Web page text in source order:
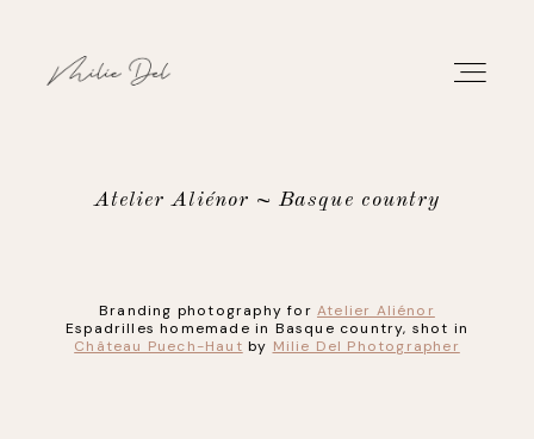
Atelier Aliénor ~ Basque country
Branding photography for Atelier Aliénor
Espadrilles homemade in Basque country, shot in
Château Puech-Haut by Milie Del Photographer